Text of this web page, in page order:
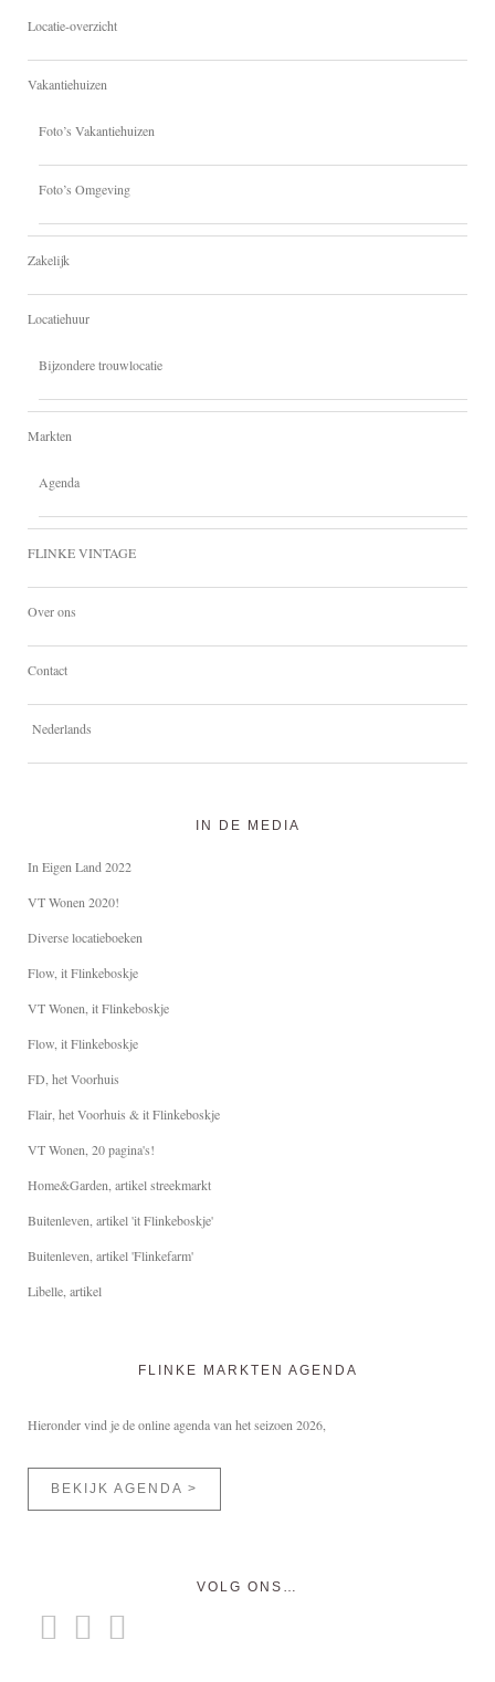
Locatie-overzicht
Vakantiehuizen
Foto’s Vakantiehuizen
Foto’s Omgeving
Zakelijk
Locatiehuur
Bijzondere trouwlocatie
Markten
Agenda
FLINKE VINTAGE
Over ons
Contact
Nederlands
IN DE MEDIA
In Eigen Land 2022
VT Wonen 2020!
Diverse locatieboeken
Flow, it Flinkeboskje
VT Wonen, it Flinkeboskje
Flow, it Flinkeboskje
FD, het Voorhuis
Flair, het Voorhuis & it Flinkeboskje
VT Wonen, 20 pagina's!
Home&Garden, artikel streekmarkt
Buitenleven, artikel 'it Flinkeboskje'
Buitenleven, artikel 'Flinkefarm'
Libelle, artikel
FLINKE MARKTEN AGENDA
Hieronder vind je de online agenda van het seizoen 2026,
BEKIJK AGENDA >
VOLG ONS…